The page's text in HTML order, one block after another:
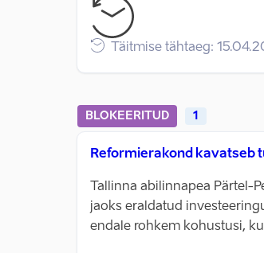
Täitmise tähtaeg:
BLOKEERITUD 1
Reformierakond kavatseb
Tallinna abilinnapea Pärtel-
jaoks eraldatud
endale rohkem kohustusi,